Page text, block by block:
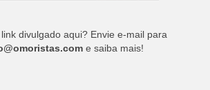
divulgado aqui? Envie e-mail para
e saiba mais!